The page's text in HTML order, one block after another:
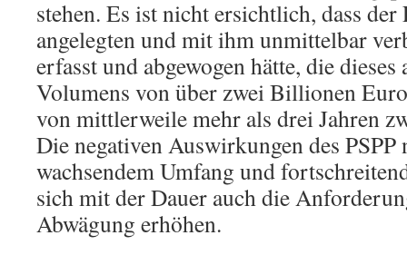
stehen. Es ist nicht ersichtlich, dass
angelegten und mit ihm unmittelbar
erfasst und abgewogen hätte, die
Volumens von über zwei Billionen
von mittlerweile mehr als drei Jahren
Die negativen Auswirkungen des PSPP
wachsendem Umfang und
sich mit der Dauer auch die
Abwägung erhöhen.